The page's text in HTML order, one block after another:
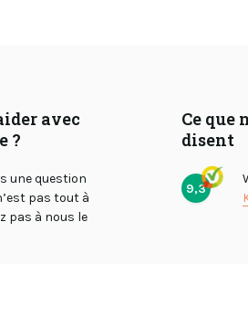
avec
?
une question
pas tout à
pas à nous le
Ce que
disent
9,3